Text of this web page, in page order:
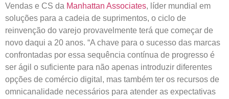
Vendas e CS da Manhattan Associates, líder mundial em
soluções para a cadeia de suprimentos, o ciclo de
reinvenção do varejo provavelmente terá que começar de
novo daqui a 20 anos. “A chave para o sucesso das marcas
confrontadas por essa sequência contínua de progresso é
ser ágil o suficiente para não apenas introduzir diferentes
opções de comércio digital, mas também ter os recursos de
omnicanalidade necessários para atender as expectativas